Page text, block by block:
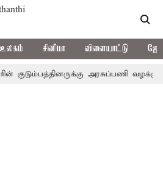
உலகம் சினிமா விளையாட்டு
அரசுப்பணி வழக்கு; வரும்